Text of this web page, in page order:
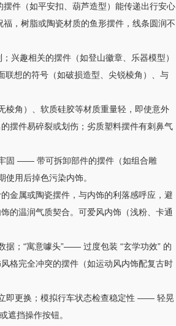
件（如平安扣、葫芦造型）能传递出行安心
，树脂或陶瓷材质的鱼形摆件，线条圆润不
兴趣相关的摆件（如登山徽章、乐器模型）
联想的符号（如破损造型、尖锐棱角）、与
棱角）、软质硅胶等材质重量轻，即使意外
摆件易碎裂或划伤；劣质塑料摆件有刺鼻气
固 —— 带可拆卸部件的摆件（如组合雕
用后掉色污染内饰。
金属或陶瓷摆件，与内饰的利落感呼应，避
的温润气质契合。可爱风内饰（浅粉、卡通
据；“寓意噱头”—— 过度包装 “玄学功效” 的
格完全冲突的摆件（如运动风内饰配复古时
即更换；模拟行车状态检查稳定性 —— 轻晃
挡操作按钮。